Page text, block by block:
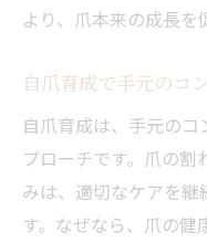
より、爪本来の成長を
自爪育成で手元のコ
自爪育成は、手元の
プローチです。爪の
みは、適切なケアを
す。なぜなら、爪の